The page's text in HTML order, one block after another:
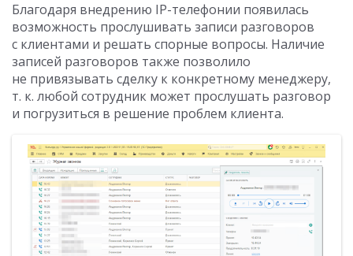
Благодаря внедрению IP-телефонии появилась
возможность прослушивать записи разговоров
с клиентами и решать спорные вопросы. Наличие
записей разговоров также позволило
не привязывать сделку к конкретному менеджеру,
т. к. любой сотрудник может прослушать разговор
и погрузиться в решение проблем клиента.